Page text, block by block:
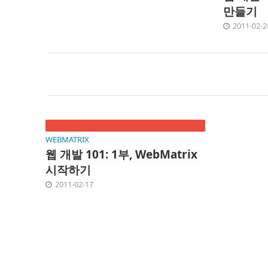
만들기
2011-02-
WEBMATRIX
웹 개발 101: 1부, WebMatrix
시작하기
2011-02-17